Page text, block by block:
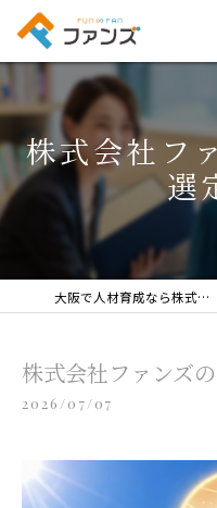
株式会社フ
選
大阪で人材育成なら株式会社ファンズ
株式会社ファンズ
2026/07/07